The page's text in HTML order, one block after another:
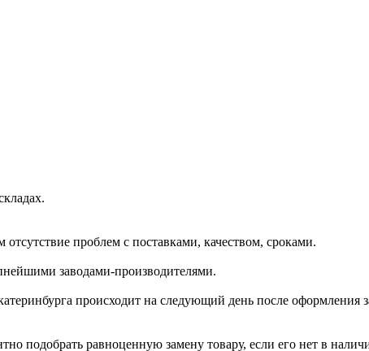
проблем с поставками, качеством, сроками.
заводами-производителями.
происходит на следующий день после оформления
подобрать равноценную замену товару, если его нет в